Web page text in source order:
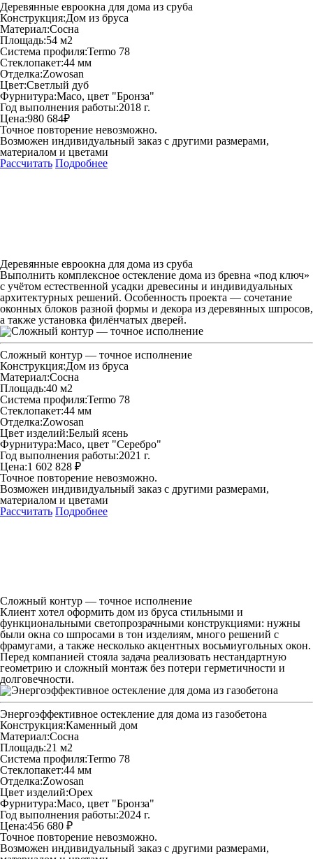
Деревянные евроокна для дома из сруба
Конструкция:Дом из бруса
Материал:Сосна
Площадь:54 м2
Система профиля:Termo 78
Стеклопакет:44 мм
Отделка:Zowosan
Цвет:Светлый дуб
Фурнитура:Maco, цвет "Бронза"
Год выполнения работы:2018 г.
Цена:980 684₽
Точное повторение невозможно.
Возможен индивидуальный заказ с другими размерами,
материалом и цветами
Рассчитать Подробнее
Деревянные евроокна для дома из сруба
Выполнить комплексное остекление дома из бревна «под ключ»
с учётом естественной усадки древесины и индивидуальных
архитектурных решений. Особенность проекта — сочетание
оконных блоков разной формы и декора из деревянных шпросов,
а также установка филёнчатых дверей.
Сложный контур — точное исполнение
Конструкция:Дом из бруса
Материал:Сосна
Площадь:40 м2
Система профиля:Termo 78
Стеклопакет:44 мм
Отделка:Zowosan
Цвет изделий:Белый ясень
Фурнитура:Maco, цвет "Серебро"
Год выполнения работы:2021 г.
Цена:1 602 828 ₽
Точное повторение невозможно.
Возможен индивидуальный заказ с другими размерами,
материалом и цветами
Рассчитать Подробнее
Сложный контур — точное исполнение
Клиент хотел оформить дом из бруса стильными и
функциональными светопрозрачными конструкциями: нужны
были окна со шпросами в тон изделиям, много решений с
фрамугами, а также несколько акцентных восьмиугольных окон.
Перед компанией стояла задача реализовать нестандартную
геометрию и сложный монтаж без потери герметичности и
долговечности.
Энергоэффективное остекление для дома из газобетона
Конструкция:Каменный дом
Материал:Сосна
Площадь:21 м2
Система профиля:Termo 78
Стеклопакет:44 мм
Отделка:Zowosan
Цвет изделий:Орех
Фурнитура:Maco, цвет "Бронза"
Год выполнения работы:2024 г.
Цена:456 680 ₽
Точное повторение невозможно.
Возможен индивидуальный заказ с другими размерами,